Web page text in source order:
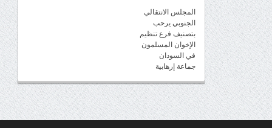
المجلس الانتقالي
الجنوبي يرحب
بتصنيف فرع تنظيم
الإخوان المسلمون
في السودان
جماعة إرهابية